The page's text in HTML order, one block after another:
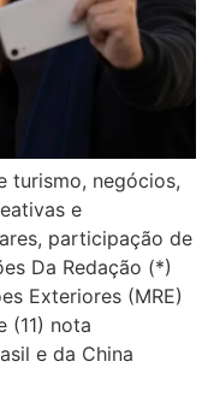
turismo, negócios,
e
participação de
Da Redação (*)
Exteriores (MRE)
(11) nota
e da China